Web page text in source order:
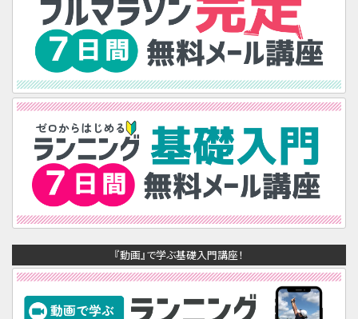
『動画』で学ぶ基礎入門講座！